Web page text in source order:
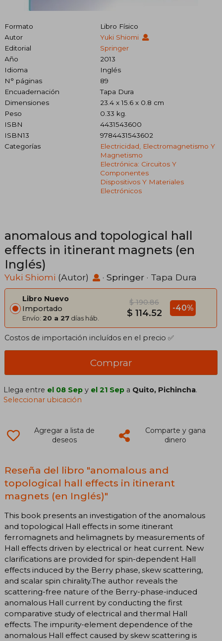
Formato
Libro Físico
Autor
Yuki Shiomi
Editorial
Springer
Año
2013
Idioma
Inglés
N° páginas
89
Encuadernación
Tapa Dura
Dimensiones
23.4 x 15.6 x 0.8 cm
Peso
0.33 kg.
ISBN
4431543600
ISBN13
9784431543602
Categorías
Electricidad, Electromagnetismo Y
Magnetismo
Electrónica: Circuitos Y
Componentes
Dispositivos Y Materiales
Electrónicos
anomalous and topological hall
effects in itinerant magnets (en
Inglés)
Yuki Shiomi (Autor) · Springer · Tapa Dura
Libro Nuevo
Importado
Envío: 20 a 27 días háb.
$ 190.86
$ 114.52 -40%
Costos de importación incluídos en el precio ✅
Comprar
Llega entre el 08 Sep y el 21 Sep a Quito, Pichincha.
Seleccionar ubicación
Agregar a lista de
deseos
Comparte y gana
dinero
Reseña del libro "anomalous and
topological hall effects in itinerant
magnets (en Inglés)"
This book presents an investigation of the anomalous
and topological Hall effects in some itinerant
ferromagnets and helimagnets by measurements of
Hall effects driven by electrical or heat current. New
clarifications are provided for spin-dependent Hall
effects induced by the Berry phase, skew scattering,
and scalar spin chirality.The author reveals the
scattering-free nature of the Berry-phase-induced
anomalous Hall current by conducting the first
comparative study of electrical and thermal Hall
effects. The impurity-element dependence of the
anomalous Hall effect caused by skew scattering is